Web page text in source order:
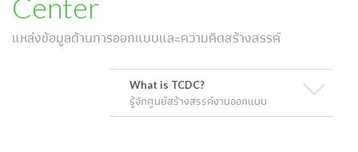
Center
แหล่งข้อมูลด้านการออกแบบและความคิดสร้างสรรค์
What is TCDC?
รู้จักศูนย์สร้างสรรค์งานออกแบบ